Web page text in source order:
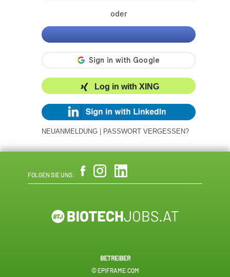
oder
Log in with XING
NEUANMELDUNG PASSWORT VERGESSEN?
FOLGEN SIE UNS:
BETREIBER
© EPIFRAME.COM